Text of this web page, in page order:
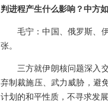
判进程产生什么影响？中方
毛宁：中国、俄罗斯、
张。
三方就伊朗核问题深入
弃制裁施压、武力威胁，避
计划的和平性质，不寻求发